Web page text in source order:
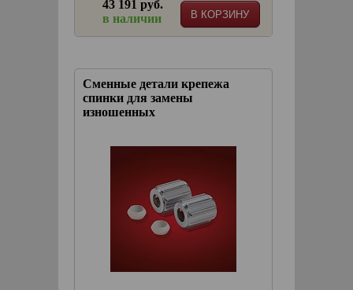
В КОРЗИНУ
43 191 руб.
в наличии
Сменные детали крепежа
спинки для замены
изношенных